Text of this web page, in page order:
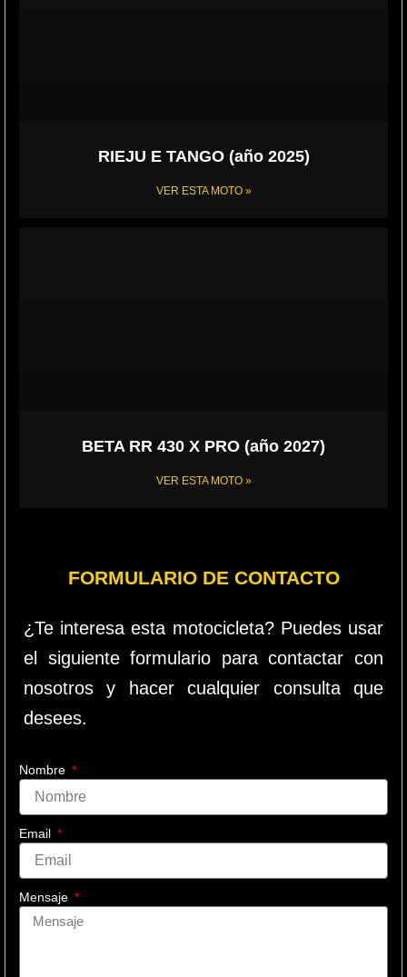
RIEJU E TANGO (año 2025)
VER ESTA MOTO »
BETA RR 430 X PRO (año 2027)
VER ESTA MOTO »
FORMULARIO DE CONTACTO
¿Te interesa esta motocicleta? Puedes usar
el siguiente formulario para contactar con
nosotros y hacer cualquier consulta que
desees.
Nombre
Email
Mensaje